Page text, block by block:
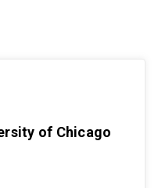
of Chicago